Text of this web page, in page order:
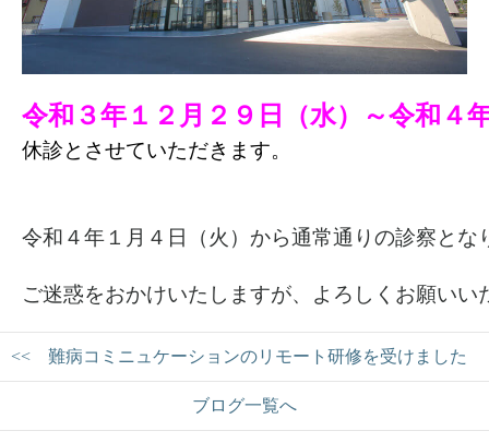
令和３年１２月２９日（水）～令和４
休診とさせていただきます。
令和４年１月４日（火）から通常通りの診察とな
ご迷惑をおかけいたしますが、よろしくお願いい
<< 難病コミニュケーションのリモート研修を受けました
ブログ一覧へ